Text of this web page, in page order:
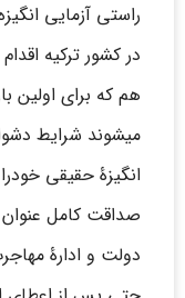
راستی آزمایی
در کشور ترکیه
هم که برای اولین
میشوند شرایط
انگیزۀ حقیقی
صداقت کامل عنوان
دولت و ادارۀ